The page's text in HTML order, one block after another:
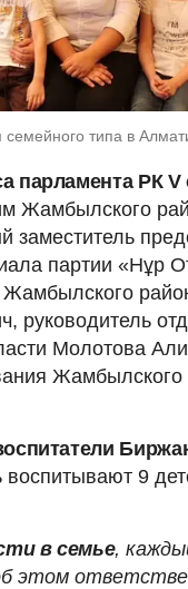
типа в
парламента РК
Жамбылского
партии «Нұр
руководитель
Молотова
9
в семье,
этом